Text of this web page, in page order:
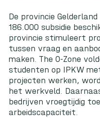
De provincie
186.000 subsidie
provincie stimuleert
tussen vraag en
maken. The O-Zone
studenten op IPKW
projecten werken,
het werkveld.
bedrijven vroegtijdig
arbeidscapaciteit.